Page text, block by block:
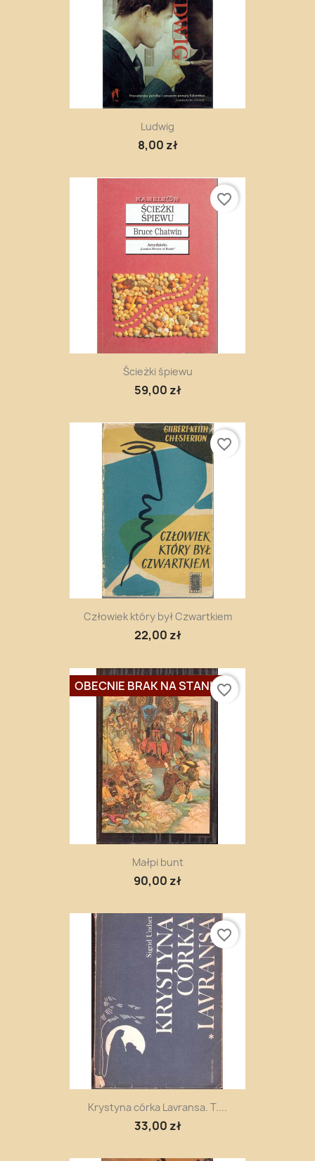
Ludwig
8,00 zł
Ścieżki śpiewu
59,00 zł
favorite_border
Człowiek który był Czwartkiem
22,00 zł
favorite_border
Małpi bunt
90,00 zł
OBECNIE BRAK NA STANIEfavorite_border
Krystyna córka Lavransa. T....
33,00 zł
favorite_border